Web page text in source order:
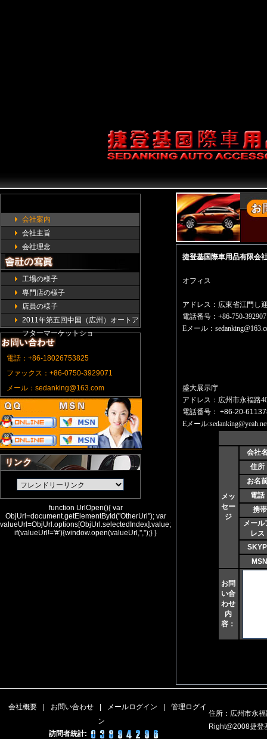
会社案内
会社主旨
会社理念
工場の様子
専門店の様子
店員の様子
2011年第五回中国（広州）オートア
フターマーケットショ
電話：+86-18026753825
ファックス：+86-0750-3929071
メール：sedanking@163.com
function UrlOpen(){ var
ObjUrl=document.getElementById("OtherUrl"); var
valueUrl=ObjUrl.options[ObjUrl.selectedIndex].value;
if(valueUrl!='#'){window.open(valueUrl,'','');} }
捷登基国際車用品有限会
オフィス
アドレス：広東省江門し
電話番号：+86-750-
Eメール：
盛大展示庁
アドレス：広州市永福路
電話番号 ： +86-20-
Eメール
メッ
セー
ジ
会社
住所
お名
電話
携
メール
レス
お問
い合
わせ
内
容：
会社概要 お問い合わせ メールログイン
管理ログイ
ン
訪問者統計:
住所：広州市永
Right@2008捷